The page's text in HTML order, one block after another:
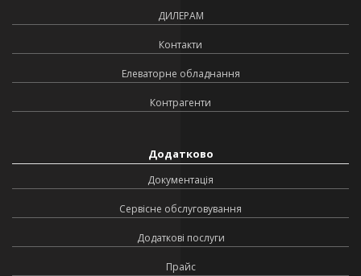
ДИЛЕРАМ
Контакти
Елеваторне обладнання
Контрагенти
Додатково
Документація
Сервісне обслуговування
Додаткові послуги
Прайс